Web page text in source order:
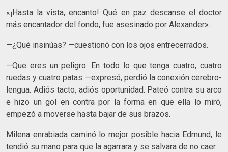
«¡Hasta la vista, encanto! Qué en paz descanse el doctor
más encantador del fondo, fue asesinado por Alexander».
—¿Qué insinúas? —cuestionó con los ojos entrecerrados.
—Que eres un peligro. En todo lo que tenga cuatro, cuatro
ruedas y cuatro patas —expresó, perdió la conexión cerebro-
lengua. Adiós tacto, adiós oportunidad. Pateó contra su arco
e hizo un gol en contra por la forma en que ella lo miró,
empezó a moverse hasta bajar de sus brazos.
Milena enrabiada caminó lo mejor posible hacia Edmund, le
tendió su mano para que la agarrara y se salvara de no caer.